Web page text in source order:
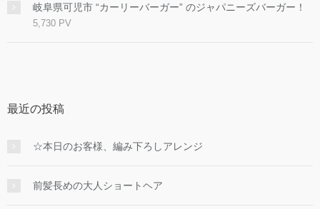
岐阜県可児市 “カーリーバーガー” のジャパニーズバーガー！
5,730 PV
最近の投稿
☆本日のお客様、編み下ろしアレンジ
前髪長めの大人ショートヘア